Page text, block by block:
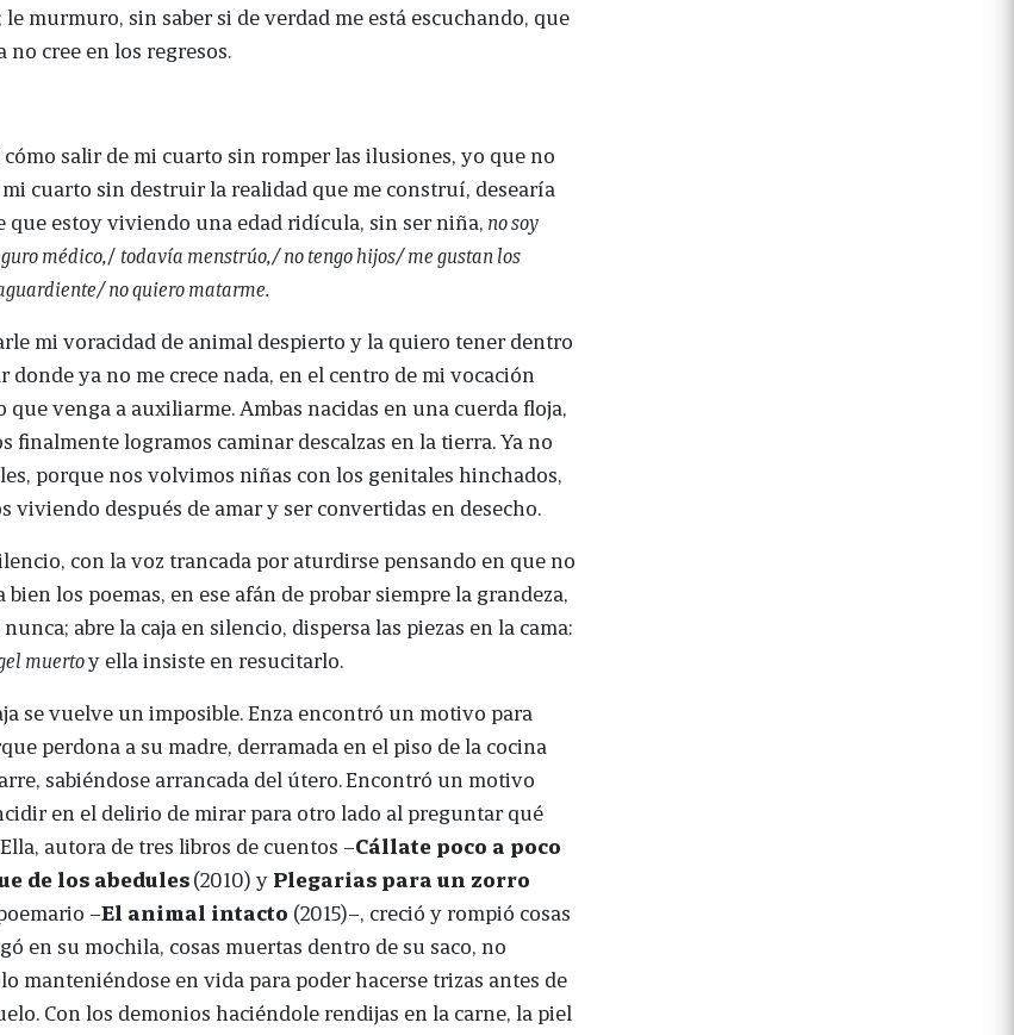
le murmuro, sin saber si de verdad me está escuchando, que
cree en los regresos.
cómo salir de mi cuarto sin romper las ilusiones, yo que no
mi cuarto sin destruir la realidad que me construí, desearía
que estoy viviendo una edad ridícula, sin ser niña, no soy
médico, /todavía menstrúo,/ no tengo hijos/ me gustan los
no quiero matarme.
mi voracidad de animal despierto y la quiero tener dentro
donde ya no me crece nada, en el centro de mi vocación
venga a auxiliarme. Ambas nacidas en una cuerda floja,
finalmente logramos caminar descalzas en la tierra. Ya no
porque nos volvimos niñas con los genitales hinchados,
viviendo después de amar y ser convertidas en desecho.
con la voz trancada por aturdirse pensando en que no
los poemas, en ese afán de probar siempre la grandeza,
abre la caja en silencio, dispersa las piezas en la cama:
muertoy ella insiste en resucitarlo.
se vuelve un imposible. Enza encontró un motivo para
perdona a su madre, derramada en el piso de la cocina
sabiéndose arrancada del útero. Encontró un motivo
en el delirio de mirar para otro lado al preguntar qué
autora de tres libros de cuentos –Cállate poco a poco
de los abedules(2010) y Plegarias para un zorro
–El animal intacto (2015)–, creció y rompió cosas
en su mochila, cosas muertas dentro de su saco, no
manteniéndose en vida para poder hacerse trizas antes de
Con los demonios haciéndole rendijas en la carne, la piel